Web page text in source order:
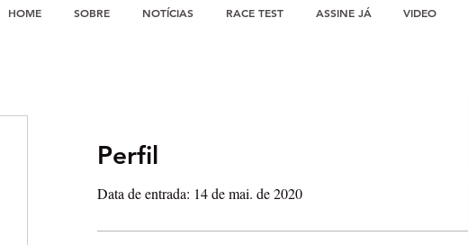
HOME SOBRE NOTÍCIAS RACE TEST ASSINE JÁ VIDEO
Perfil
Data de entrada: 14 de mai. de 2020